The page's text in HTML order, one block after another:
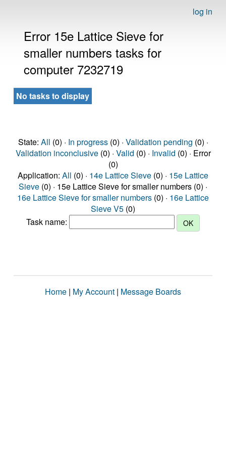
log in
Error 15e Lattice Sieve for
smaller numbers tasks for
computer 7232719
No tasks to display
State: All (0) · In progress(0) · Validation pending (0) ·
Validation inconclusive(0) · Valid (0) · Invalid (0) · Error
(0)
Application: All (0) · 14e Lattice Sieve (0) · 15e Lattice
Sieve (0) · 15e Lattice Sieve for smaller numbers (0) ·
16e Lattice Sieve for smaller numbers (0) · 16e Lattice
Sieve V5 (0)
Task name:
Home | My Account | Message Boards